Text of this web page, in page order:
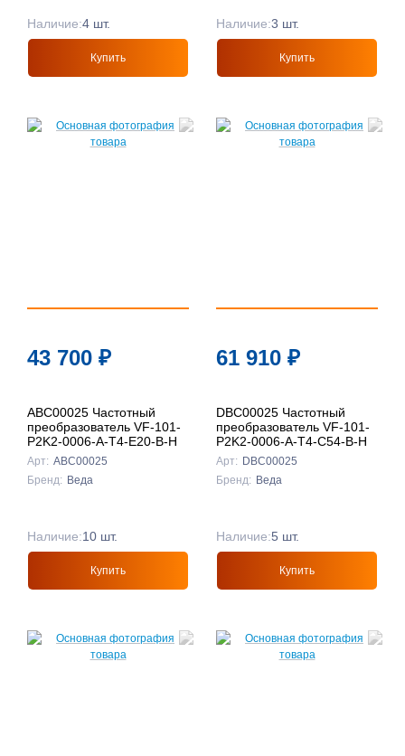
Наличие:4 шт.
Купить
Наличие:3 шт.
Купить
43 700 ₽
ABC00025 Частотный
преобразователь VF-101-
P2K2-0006-A-T4-E20-B-H
Арт: ABC00025
Бренд: Веда
Наличие:10 шт.
Купить
61 910 ₽
DBC00025 Частотный
преобразователь VF-101-
P2K2-0006-A-T4-C54-B-H
Арт: DBC00025
Бренд: Веда
Наличие:5 шт.
Купить